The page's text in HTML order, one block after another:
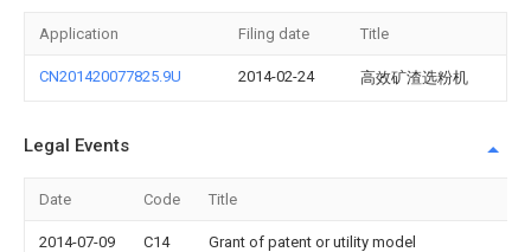
Application Filing date Title
CN201420077825.9U 2014-02-24 高效矿渣选粉机
Legal Events
Date Code Title
2014-07-09 C14 Grant of patent or utility model